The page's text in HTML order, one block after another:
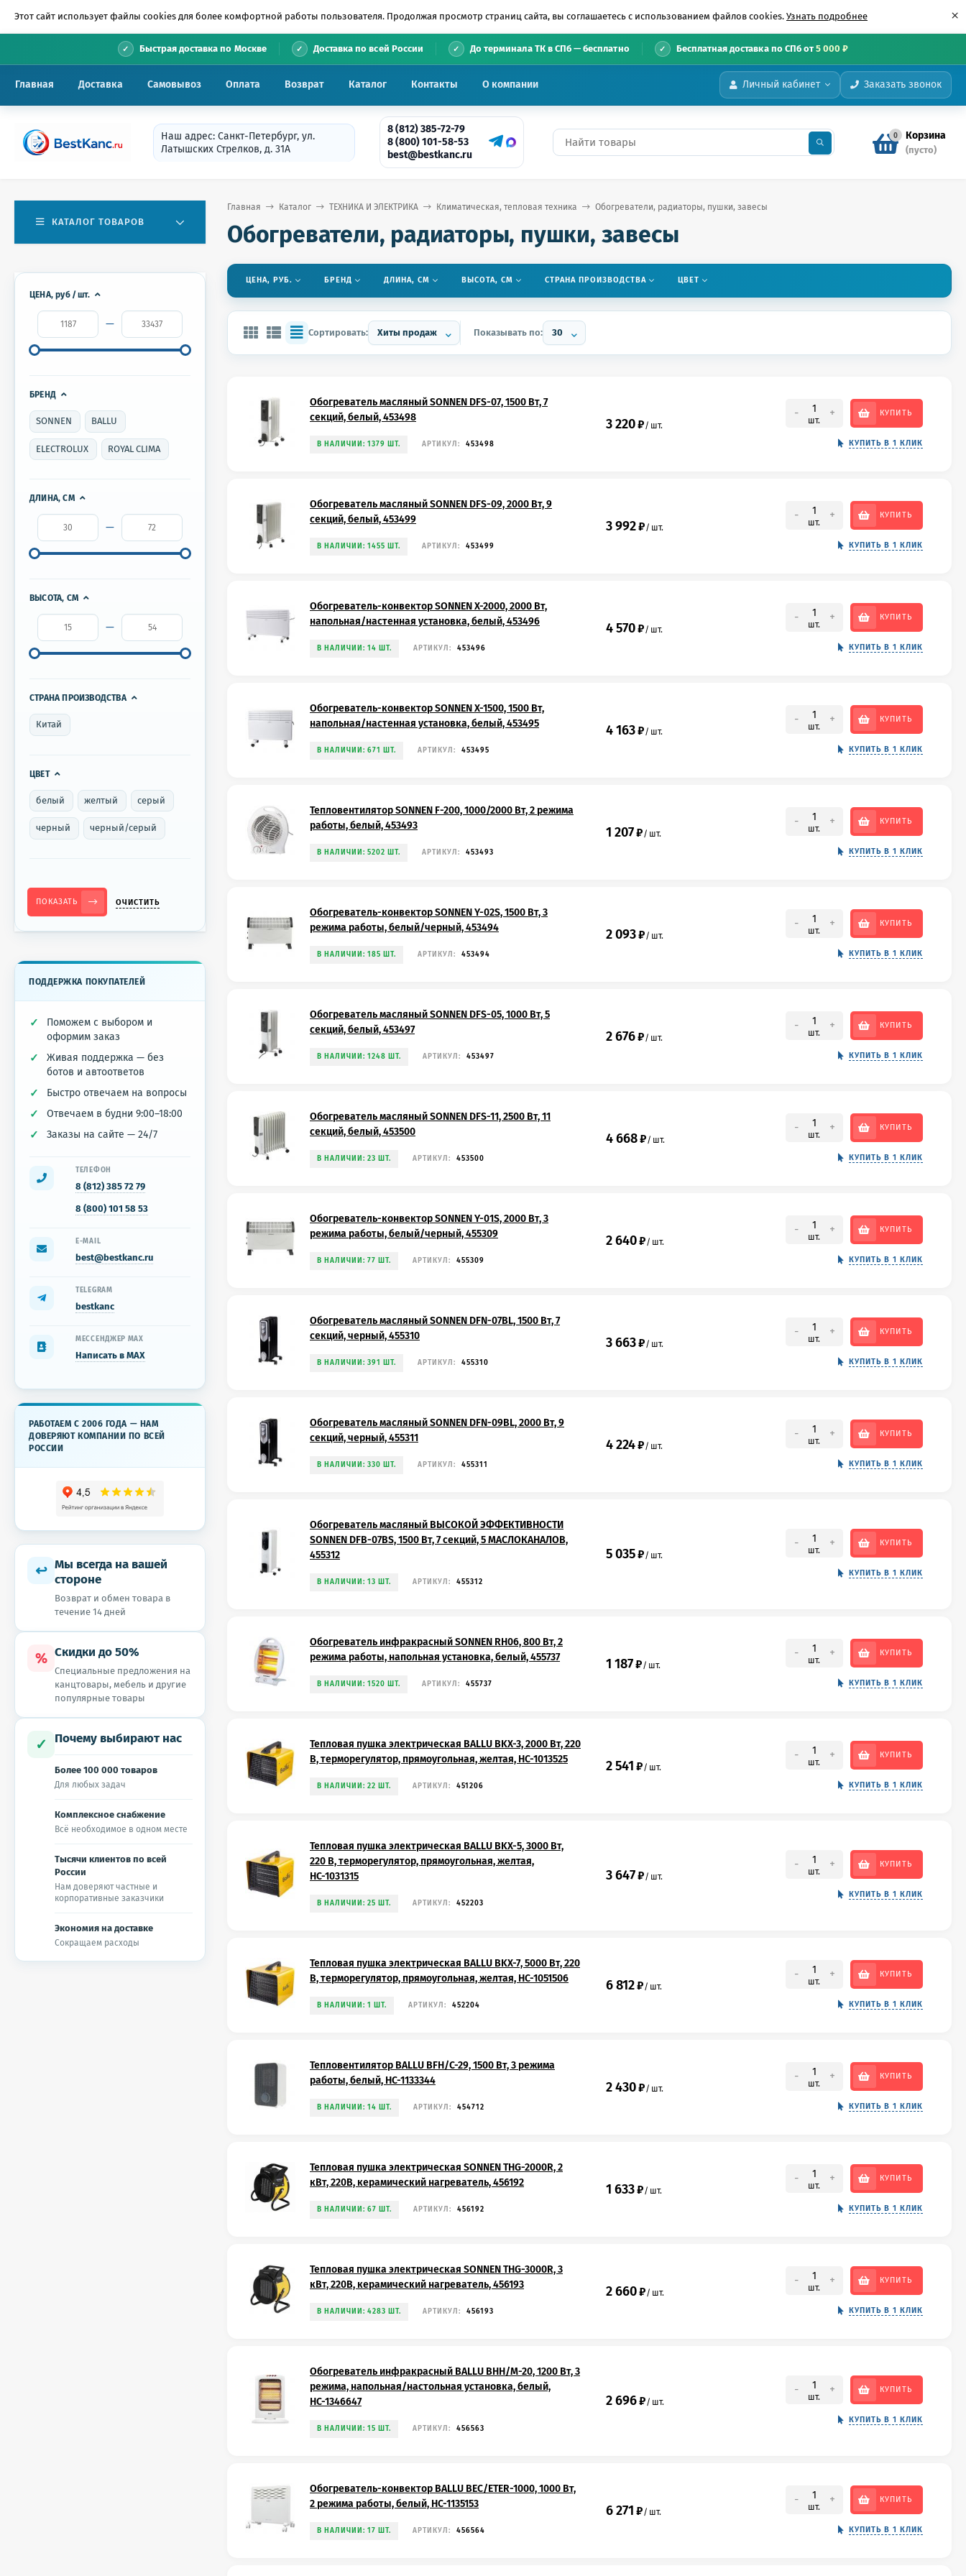
Этот сайт использует файлы cookies для более комфортной работы пользователя. Продолжая просмотр страниц сайта, вы соглашаетесь с использованием файлов cookies. Узнать подробнее ×
Быстрая доставка по Москве Доставка по всей России До терминала ТК в СПб — бесплатно Бесплатная доставка по СПб от5 000 ₽
Личный кабинет Заказать звонок
Главная Доставка Самовывоз Оплата Возврат Каталог Контакты О компании
Наш адрес: Санкт-Петербург, ул.
Латышских Стрелков, д. 31А
8 (812) 385-72-79
8 (800) 101-58-53
best@bestkanc.ru
0 Корзина
(пусто)
Главная Каталог ТЕХНИКА И ЭЛЕКТРИКА Климатическая, тепловая техника Обогреватели, радиаторы, пушки, завесы
Обогреватели, радиаторы, пушки, завесы
ЦЕНА, РУБ. БРЕНД ДЛИНА, СМ ВЫСОТА, СМ СТРАНА ПРОИЗВОДСТВА ЦВЕТ
Сортировать: Хиты продаж Показывать по: 30
Обогреватель масляный SONNEN DFS-07, 1500 Вт, 7
секций, белый, 453498
В НАЛИЧИИ: 1379 ШТ. АРТИКУЛ: 453498
3 220₽ / шт.
-
шт.
+ КУПИТЬ
КУПИТЬ В 1 КЛИК
Обогреватель масляный SONNEN DFS-09, 2000 Вт, 9
секций, белый, 453499
В НАЛИЧИИ: 1455 ШТ. АРТИКУЛ: 453499
3 992₽ / шт.
-
шт.
+ КУПИТЬ
КУПИТЬ В 1 КЛИК
Обогреватель-конвектор SONNEN X-2000, 2000 Вт,
напольная/настенная установка, белый, 453496
В НАЛИЧИИ: 14 ШТ. АРТИКУЛ: 453496
4 570₽ / шт.
-
шт.
+ КУПИТЬ
КУПИТЬ В 1 КЛИК
Обогреватель-конвектор SONNEN X-1500, 1500 Вт,
напольная/настенная установка, белый, 453495
В НАЛИЧИИ: 671 ШТ. АРТИКУЛ: 453495
4 163₽ / шт.
-
шт.
+ КУПИТЬ
КУПИТЬ В 1 КЛИК
Тепловентилятор SONNEN F-200, 1000/2000 Вт, 2 режима
работы, белый, 453493
В НАЛИЧИИ: 5202 ШТ. АРТИКУЛ: 453493
1 207₽ / шт.
-
шт.
+ КУПИТЬ
КУПИТЬ В 1 КЛИК
Обогреватель-конвектор SONNEN Y-02S, 1500 Вт, 3
режима работы, белый/черный, 453494
В НАЛИЧИИ: 185 ШТ. АРТИКУЛ: 453494
2 093₽ / шт.
-
шт.
+ КУПИТЬ
КУПИТЬ В 1 КЛИК
Обогреватель масляный SONNEN DFS-05, 1000 Вт, 5
секций, белый, 453497
В НАЛИЧИИ: 1248 ШТ. АРТИКУЛ: 453497
2 676₽ / шт.
-
шт.
+ КУПИТЬ
КУПИТЬ В 1 КЛИК
Обогреватель масляный SONNEN DFS-11, 2500 Вт, 11
секций, белый, 453500
В НАЛИЧИИ: 23 ШТ. АРТИКУЛ: 453500
4 668₽ / шт.
-
шт.
+ КУПИТЬ
КУПИТЬ В 1 КЛИК
Обогреватель-конвектор SONNEN Y-01S, 2000 Вт, 3
режима работы, белый/черный, 455309
В НАЛИЧИИ: 77 ШТ. АРТИКУЛ: 455309
2 640₽ / шт.
-
шт.
+ КУПИТЬ
КУПИТЬ В 1 КЛИК
Обогреватель масляный SONNEN DFN-07BL, 1500 Вт, 7
секций, черный, 455310
В НАЛИЧИИ: 391 ШТ. АРТИКУЛ: 455310
3 663₽ / шт.
-
шт.
+ КУПИТЬ
КУПИТЬ В 1 КЛИК
Обогреватель масляный SONNEN DFN-09BL, 2000 Вт, 9
секций, черный, 455311
В НАЛИЧИИ: 330 ШТ. АРТИКУЛ: 455311
4 224₽ / шт.
-
шт.
+ КУПИТЬ
КУПИТЬ В 1 КЛИК
Обогреватель масляный ВЫСОКОЙ ЭФФЕКТИВНОСТИ
SONNEN DFB-07BS, 1500 Вт, 7 секций, 5 МАСЛОКАНАЛОВ,
455312
В НАЛИЧИИ: 13 ШТ. АРТИКУЛ: 455312
5 035₽/ шт.
-
шт.
+ КУПИТЬ
КУПИТЬ В 1 КЛИК
Обогреватель инфракрасный SONNEN RH06, 800 Вт, 2
режима работы, напольная установка, белый, 455737
В НАЛИЧИИ: 1520 ШТ. АРТИКУЛ: 455737
1 187₽ / шт.
-
шт.
+ КУПИТЬ
КУПИТЬ В 1 КЛИК
Тепловая пушка электрическая BALLU BKX-3, 2000 Вт, 220
В, терморегулятор, прямоугольная, желтая, НС-1013525
В НАЛИЧИИ: 22 ШТ. АРТИКУЛ: 451206
2 541 ₽ / шт.
-
шт.
+ КУПИТЬ
КУПИТЬ В 1 КЛИК
Тепловая пушка электрическая BALLU BKX-5, 3000 Вт,
220 B, терморегулятор, прямоугольная, желтая,
НС-1031315
В НАЛИЧИИ: 25 ШТ. АРТИКУЛ: 452203
3 647₽/ шт.
-
шт.
+ КУПИТЬ
КУПИТЬ В 1 КЛИК
Тепловая пушка электрическая BALLU BKX-7, 5000 Вт, 220
B, терморегулятор, прямоугольная, желтая, НС-1051506
В НАЛИЧИИ: 1 ШТ. АРТИКУЛ: 452204
6 812₽ / шт.
-
шт.
+ КУПИТЬ
КУПИТЬ В 1 КЛИК
Тепловентилятор BALLU BFH/С-29, 1500 Вт, 3 режима
работы, белый, НС-1133344
В НАЛИЧИИ: 14 ШТ. АРТИКУЛ: 454712
2 430₽ / шт.
-
шт.
+ КУПИТЬ
КУПИТЬ В 1 КЛИК
Тепловая пушка электрическая SONNEN THG-2000R, 2
кВт, 220В, керамический нагреватель, 456192
В НАЛИЧИИ: 67 ШТ. АРТИКУЛ: 456192
1 633₽ / шт.
-
шт.
+ КУПИТЬ
КУПИТЬ В 1 КЛИК
Тепловая пушка электрическая SONNEN THG-3000R, 3
кВт, 220В, керамический нагреватель, 456193
В НАЛИЧИИ: 4283 ШТ. АРТИКУЛ: 456193
2 660₽ / шт.
-
шт.
+ КУПИТЬ
КУПИТЬ В 1 КЛИК
Обогреватель инфракрасный BALLU BHH/M-20, 1200 Вт, 3
режима, напольная/настольная установка, белый,
НС-1346647
В НАЛИЧИИ: 15 ШТ. АРТИКУЛ: 456563
2 696₽/ шт.
-
шт.
+ КУПИТЬ
КУПИТЬ В 1 КЛИК
Обогреватель-конвектор BALLU BEC/ETER-1000, 1000 Вт,
2 режима работы, белый, НС-1135153
В НАЛИЧИИ: 17 ШТ. АРТИКУЛ: 456564
6 271 ₽ / шт.
-
шт.
+ КУПИТЬ
КУПИТЬ В 1 КЛИК
КАТАЛОГ ТОВАРОВ
ЦЕНА,руб /шт.
—
БРЕНД
SONNEN BALLU
ELECTROLUX ROYAL CLIMA
ДЛИНА, СМ
—
ВЫСОТА, СМ
—
СТРАНА ПРОИЗВОДСТВА
Китай
ЦВЕТ
белый желтый серый
черный черный/серый
ПОКАЗАТЬ ОЧИСТИТЬ
ПОДДЕРЖКА ПОКУПАТЕЛЕЙ
Поможем с выбором и
оформим заказ
Живая поддержка — без
ботов и автоответов
Быстро отвечаем на вопросы
Отвечаем в будни 9:00–18:00
Заказы на сайте — 24/7
ТЕЛЕФОН
8 (812) 385 72 79
8 (800) 101 58 53
E-MAIL
best@bestkanc.ru
TELEGRAM
bestkanc
МЕССЕНДЖЕР MAX
Написать в MAX
РАБОТАЕМ С 2006 ГОДА — НАМ
ДОВЕРЯЮТ КОМПАНИИ ПО ВСЕЙ
РОССИИ
↩ Мы всегда на вашей
стороне
Возврат и обмен товара в
течение 14 дней
% Скидки до 50%
Специальные предложения на
канцтовары, мебель и другие
популярные товары
✓ Почему выбирают нас
Более 100 000 товаров
Для любых задач
Комплексное снабжение
Всё необходимое в одном месте
Тысячи клиентов по всей
России
Нам доверяют частные и
корпоративные заказчики
Экономия на доставке
Сокращаем расходы